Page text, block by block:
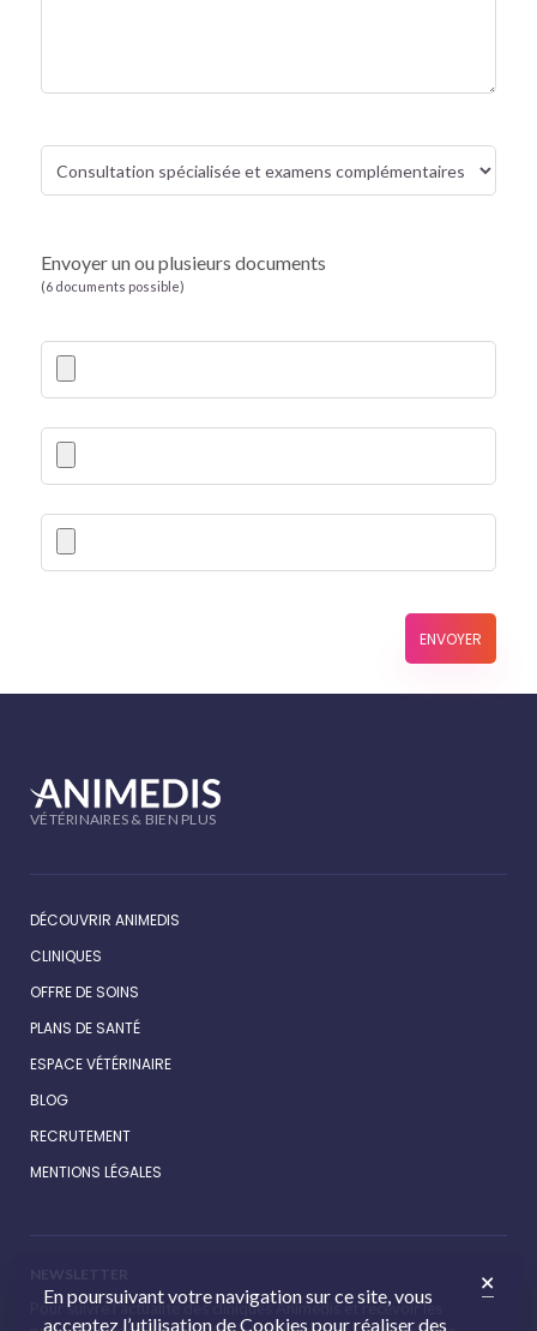
Envoyer un ou plusieurs documents
(6 documents possible)
ENVOYER
VÉTÉRINAIRES & BIEN PLUS
DÉCOUVRIR ANIMEDIS
CLINIQUES
OFFRE DE SOINS
PLANS DE SANTÉ
ESPACE VÉTÉRINAIRE
BLOG
RECRUTEMENT
MENTIONS LÉGALES
Pour suivre l’actualité des cliniques Animédis et recevoir les
En poursuivant votre navigation sur ce site, vous
acceptez l’utilisation de Cookies pour réaliser des